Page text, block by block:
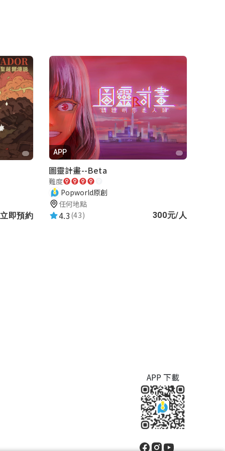
立即預約
APP
圖靈計畫--Beta
難度
Popworld原創
任何地點
4.3(43) 300元/人
APP 下載